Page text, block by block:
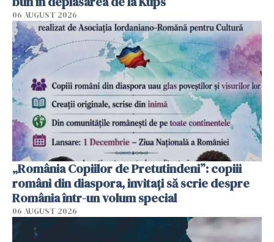
06 AUGUST 2026
„România Copiilor de Pretutindeni”: copiii
români din diaspora, invitați să scrie despre
România într-un volum special
06 AUGUST 2026